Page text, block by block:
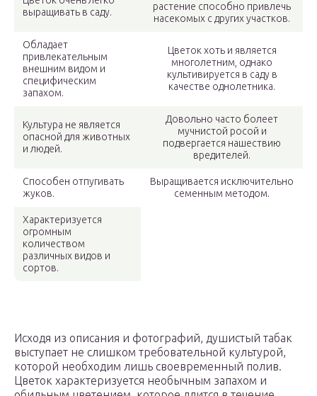
выращивать в саду.
растение способно привлечь
насекомых с других участков.
Обладает
привлекательным
внешним видом и
специфическим
запахом.
Цветок хоть и является
многолетним, однако
культивируется в саду в
качестве однолетника.
Культура не является
опасной для животных
и людей.
Довольно часто болеет
мучнистой росой и
подвергается нашествию
вредителей.
Способен отпугивать
жуков.
Выращивается исключительно
семенным методом.
Характеризуется
огромным
количеством
различных видов и
сортов.
Исходя из описания и фотографий, душистый табак
выступает не слишком требовательной культурой,
которой необходим лишь своевременный полив.
Цветок характеризуется необычным запахом и